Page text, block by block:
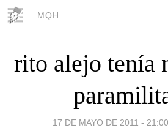
MQH
rito alejo tenía
17 DE MAYO DE 2011 - 21:00